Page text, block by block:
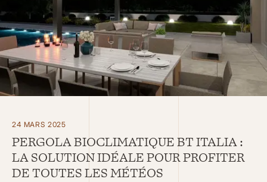
24 MARS 2025
PERGOLA BIOCLIMATIQUE BT ITALIA :
LA SOLUTION IDÉALE POUR PROFITER
DE TOUTES LES MÉTÉOS